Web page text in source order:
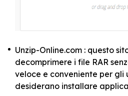
Unzip-Online.com : questo
decomprimere i file RAR
veloce e conveniente per gli
desiderano installare